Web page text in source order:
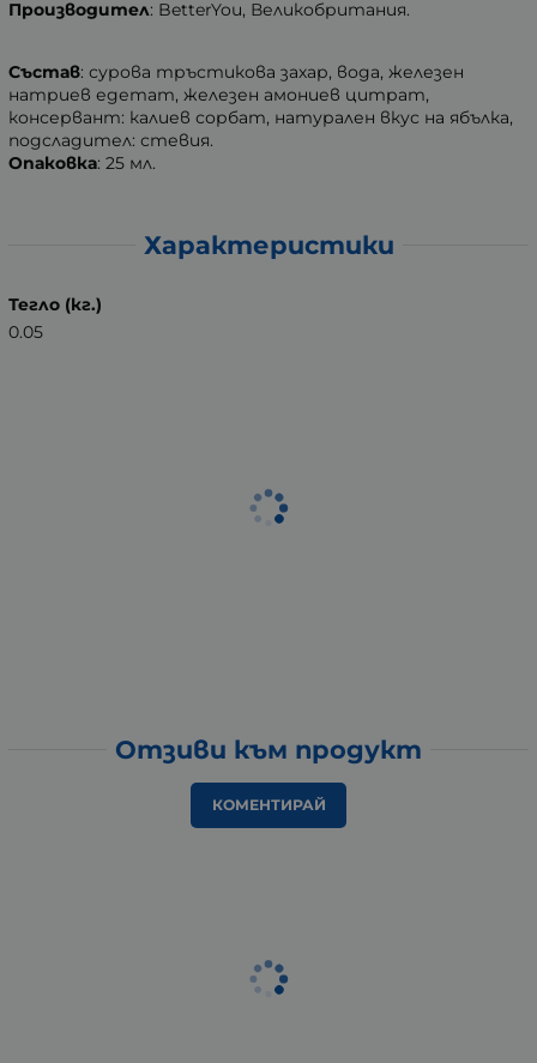
Производител: BetterYou, Великобритания.
Състав: сурова тръстикова захар, вода, железен
натриев едетат, железен амониев цитрат,
консервант: калиев сорбат, натурален вкус на ябълка,
подсладител: стевия.
Опаковка: 25 мл.
Характеристики
Тегло (кг.)
0.05
Отзиви към продукт
КОМЕНТИРАЙ